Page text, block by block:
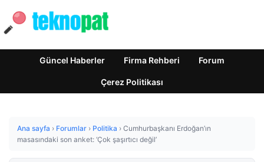
Güncel Haberler Firma Rehberi Forum
Çerez Politikası
Ana sayfa › Forumlar › Politika › Cumhurbaşkanı Erdoğan’ın
masasındaki son anket: ‘Çok şaşırtıcı değil’